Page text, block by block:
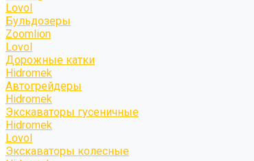
Lovol
Бульдозеры
Zoomlion
Lovol
Дорожные катки
Hidromek
Автогрейдеры
Hidromek
Экскаваторы гусеничные
Hidromek
Lovol
Экскаваторы колесные